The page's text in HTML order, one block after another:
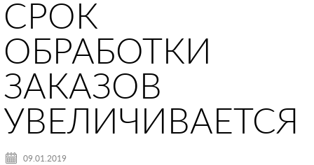
СРОК
ОБРАБОТКИ
ЗАКАЗОВ
УВЕЛИЧИВАЕТСЯ
09.01.2019